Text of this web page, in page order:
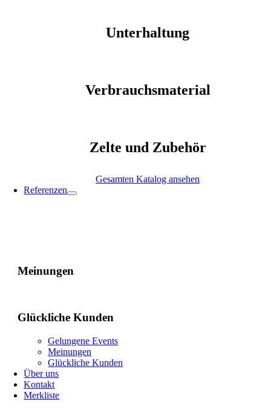
Unterhaltung
Verbrauchsmaterial
Zelte und Zubehör
Gesamten Katalog ansehen
Referenzen
Meinungen
Glückliche Kunden
Gelungene Events
Meinungen
Glückliche Kunden
Über uns
Kontakt
Merkliste